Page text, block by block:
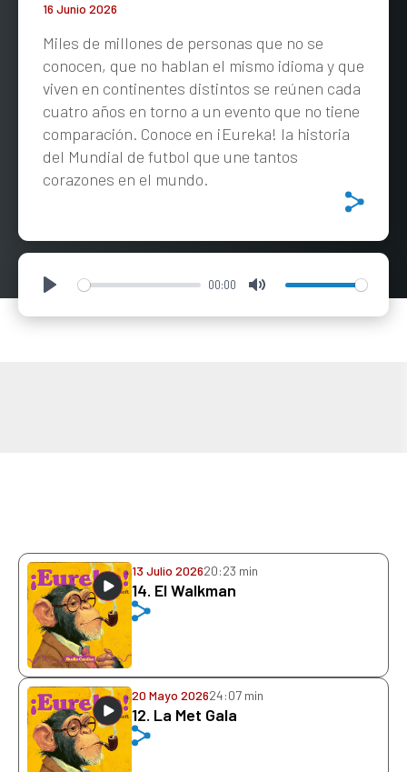
16 Junio 2026
Miles de millones de personas que no se
conocen, que no hablan el mismo idioma y que
viven en continentes distintos se reúnen cada
cuatro años en torno a un evento que no tiene
comparación. Conoce en ¡Eureka! la historia
del Mundial de futbol que une tantos
corazones en el mundo.
Play 00:00 Mute
13 Julio 202620:23 min
14. El Walkman
20 Mayo 202624:07 min
12. La Met Gala